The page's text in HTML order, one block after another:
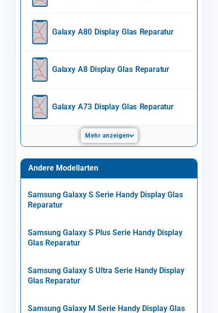
Galaxy A80 Display Glas Reparatur
Galaxy A8 Display Glas Reparatur
Galaxy A73 Display Glas Reparatur
Mehr anzeigen
Andere Modellarten
Samsung Galaxy S Serie Handy Display Glas
Reparatur
Samsung Galaxy S Plus Serie Handy Display
Glas Reparatur
Samsung Galaxy S Ultra Serie Handy Display
Glas Reparatur
Samsung Galaxy M Serie Handy Display Glas